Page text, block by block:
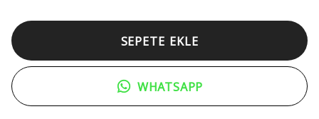
SEPETE EKLE
WHATSAPP